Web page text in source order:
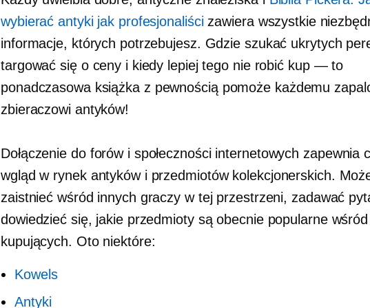
wybierać antyki jak profesjonaliścizawiera wszystkie
informacje, których potrzebujesz. Gdzie szukać ukrytych
targować się o ceny i kiedy lepiej tego nie robić kup — to
ponadczasowa książka z pewnością pomoże każdemu
zbieraczowi antyków!
Dołączenie do forów i społeczności internetowych zapewnia
wgląd w rynek antyków i przedmiotów kolekcjonerskich.
zaistnieć wśród innych graczy w tej przestrzeni, zadawać
dowiedzieć się, jakie przedmioty są obecnie popularne wśród
kupujących. Oto niektóre:
Kowels
Antyki